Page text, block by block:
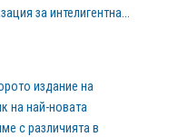
за интелигентна...
издание на
на най-новата
с различията в